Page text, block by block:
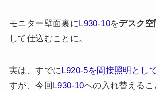
モニター壁面裏にL930-10をデスク空
して仕込むことに。
実は、すでにL920-5を間接照明とし
すが、今回 L930-10への入れ替える